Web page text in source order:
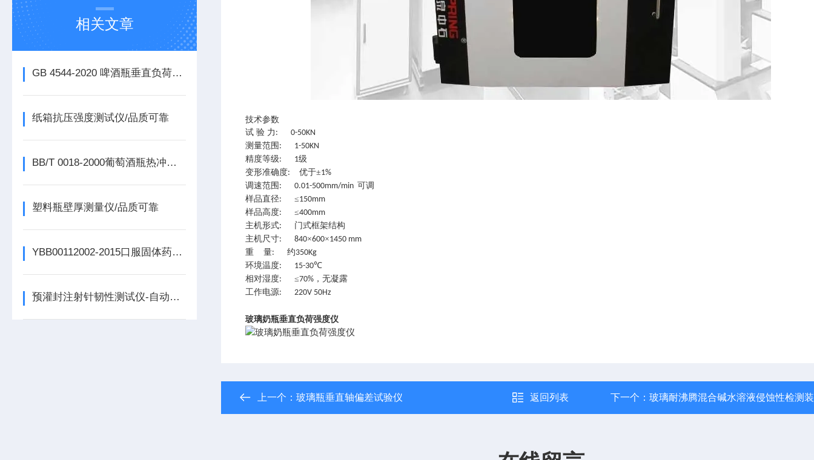
相关文章
GB 4544-2020 啤酒瓶垂直负荷强度测试仪的重要性与测试方法
纸箱抗压强度测试仪/品质可靠
BB/T 0018-2000葡萄酒瓶热冲击仪
塑料瓶壁厚测量仪/品质可靠
YBB00112002-2015口服固体药用聚丙烯瓶检测设备
预灌封注射针韧性测试仪-自动化操作
技术参数
试 验 力 : 0-50KN
测量范围 : 1-50KN
精度等级: 1级
变形准确度: 优于±1%
调速范围 : 0.01-500mm/min 可调
样品直径: ≤150mm
样品高度: ≤400mm
主机形式: 门式框架结构
主机尺寸: 840×600×1450 mm
重
量: 约350Kg
环境温度: 15-30℃
相对湿度: ≤70% ，无凝露
工作电源: 220V 50Hz
玻璃奶瓶垂直负荷强度仪
上一个： 玻璃瓶垂直轴偏差试验仪 返回列表 下一个： 玻璃耐沸腾混合碱水溶液侵蚀性检测